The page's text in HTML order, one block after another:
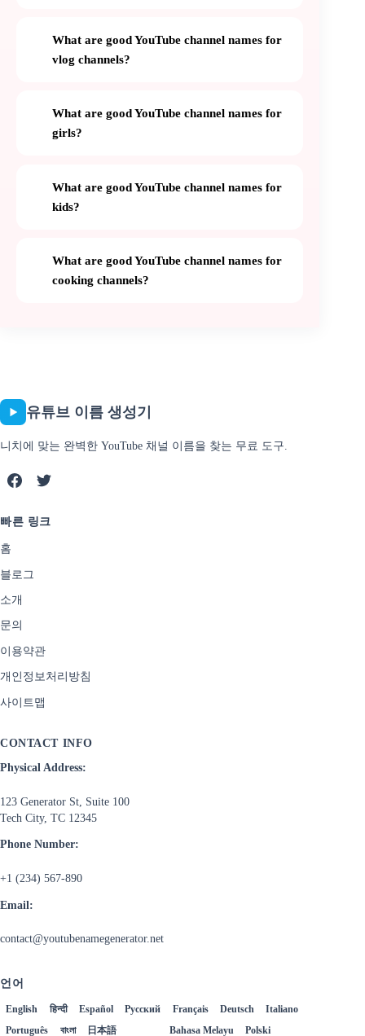
What are good YouTube channel names for
vlog channels?
What are good YouTube channel names for
girls?
What are good YouTube channel names for
kids?
What are good YouTube channel names for
cooking channels?
유튜브 이름 생성기
니치에 맞는 완벽한 YouTube 채널 이름을 찾는 무료 도구.
빠른 링크
홈
블로그
소개
문의
이용약관
개인정보처리방침
사이트맵
CONTACT INFO
Physical Address:
123 Generator St, Suite 100
Tech City, TC 12345
Phone Number:
+1 (234) 567-890
Email:
contact@youtubenamegenerator.net
언어
English हिन्दी Español Русский Français Deutsch
Italiano
Português
বাংলা 日本語 Bahasa Melayu Polski